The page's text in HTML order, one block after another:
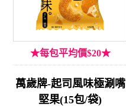
★每包平均價$20★
萬歲牌-起司風味極涮嘴
堅果(15包/袋)